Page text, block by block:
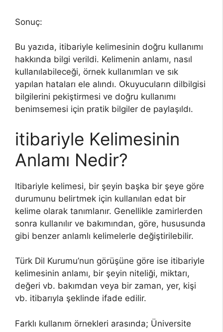
Sonuç:
Bu yazıda, itibariyle kelimesinin doğru kullanımı
hakkında bilgi verildi. Kelimenin anlamı, nasıl
kullanılabileceği, örnek kullanımları ve sık
yapılan hataları ele alındı. Okuyucuların dilbilgisi
bilgilerini pekiştirmesi ve doğru kullanımı
benimsemesi için pratik bilgiler de paylaşıldı.
itibariyle Kelimesinin
Anlamı Nedir?
Itibariyle kelimesi, bir şeyin başka bir şeye göre
durumunu belirtmek için kullanılan edat bir
kelime olarak tanımlanır. Genellikle zamirlerden
sonra kullanılır ve bakımından, göre, hususunda
gibi benzer anlamlı kelimelerle değiştirilebilir.
Türk Dil Kurumu’nun görüşüne göre ise itibariyle
kelimesinin anlamı, bir şeyin niteliği, miktarı,
değeri vb. bakımdan veya bir zaman, yer, kişi
vb. itibarıyla şeklinde ifade edilir.
Farklı kullanım örnekleri arasında; Üniversite